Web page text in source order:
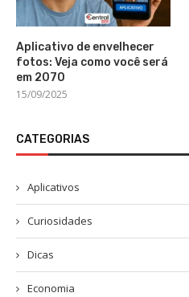
Aplicativo de envelhecer
fotos: Veja como você será
em 2070
15/09/2025
CATEGORIAS
Aplicativos
Curiosidades
Dicas
Economia